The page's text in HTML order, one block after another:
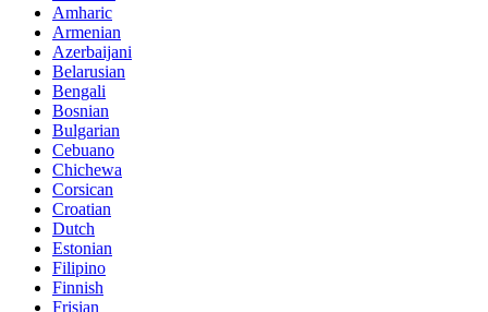
Amharic
Armenian
Azerbaijani
Belarusian
Bengali
Bosnian
Bulgarian
Cebuano
Chichewa
Corsican
Croatian
Dutch
Estonian
Filipino
Finnish
Frisian